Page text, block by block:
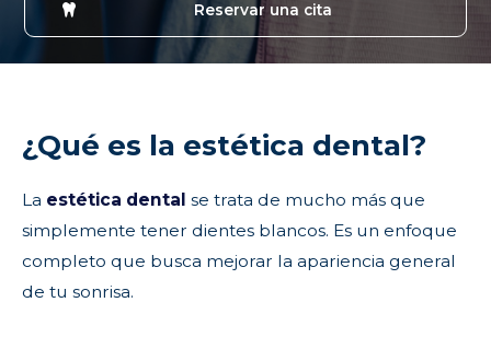
Reservar una cita
¿Qué es la estética dental?
La estética dental se trata de mucho más que
simplemente tener dientes blancos. Es un enfoque
completo que busca mejorar la apariencia general
de tu sonrisa.